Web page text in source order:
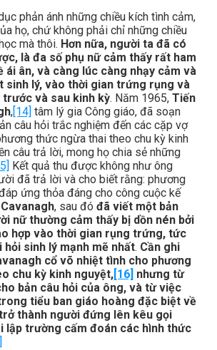
phản ánh những chiều kích tình cảm,
họ, chứ không phải chỉ những chiều
mà thôi. Hơn nữa, người ta đã có
là đa số phụ nữ cảm thấy rất ham
ái ân, và càng lúc càng nhạy cảm và
sinh lý, vào thời gian trứng rụng và
và sau kinh kỳ. Năm 1965, Tiến
, [14] tâm lý gia Công giáo, đã soạn
câu hỏi trắc nghiệm đến các cặp vợ
thức ngừa thai theo chu kỳ kinh
câu trả lời, mong họ chia sẻ những
Kết quả thu được không như ông
đã trả lời và cho biết rằng: phương
ứng thỏa đáng cho công cuộc kế
Cavanagh, sau đó đã viết một bản
nữ thường cảm thấy bị dồn nén bởi
hợp vào thời gian rụng trứng, tức
hỏi sinh lý mạnh mẽ nhất. Cần ghi
cổ võ nhiệt tình cho phương
chu kỳ kinh nguyệt, [16] nhưng từ
bản câu hỏi của ông, và từ việc
tiểu ban giáo hoàng đặc biệt về
thành người đứng lên kêu gọi
lập trường cấm đoán các hình thức